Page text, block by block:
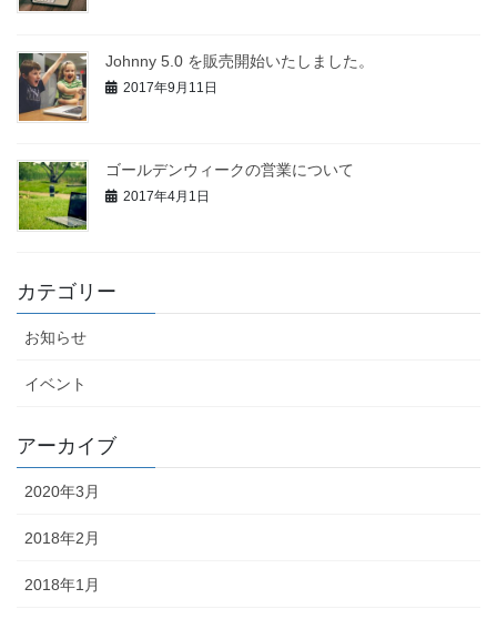
Johnny 5.0 を販売開始いたしました。
2017年9月11日
ゴールデンウィークの営業について
2017年4月1日
カテゴリー
お知らせ
イベント
アーカイブ
2020年3月
2018年2月
2018年1月